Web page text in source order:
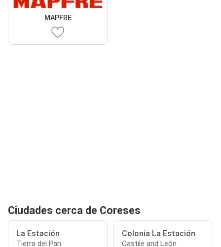
MAPFRE
Ciudades cerca de Coreses
La Estación
Tierra del Pan
Colonia La Estación
Castile and León